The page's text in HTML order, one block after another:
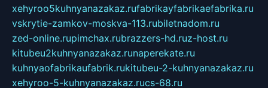
xehyroo5kuhnyanazakaz.rufabrikayfabrikaefabrika.ru
vskrytie-zamkov-moskva-113.rubiletnadom.ru
zed-online.rupimchax.rubrazzers-hd.ruz-host.ru
kitubeu2kuhnyanazakaz.runaperekate.ru
kuhnyaofabrikaufabrik.rukitubeu-2-kuhnyanazakaz.ru
xehyroo-5-kuhnyanazakaz.rucs-68.ru